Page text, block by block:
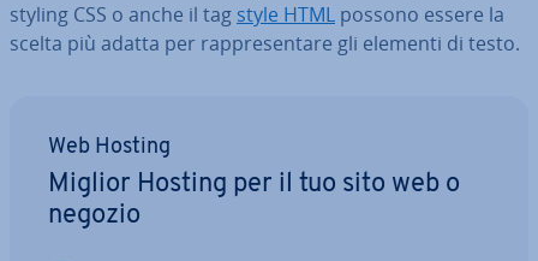
styling CSS o anche il tag style HTML possono essere la
scelta più adatta per rap­pre­sen­ta­re gli elementi di testo.
Web Hosting
Miglior Hosting per il tuo sito web o
negozio